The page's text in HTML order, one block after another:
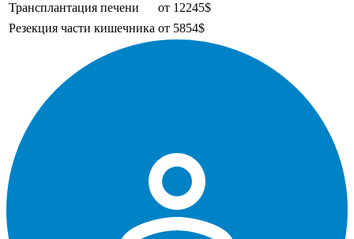
Трансплантация печени
от 12245$
Резекция части кишечника от 5854$